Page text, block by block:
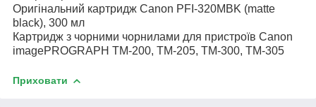
Оригінальний картридж Canon PFI-320MBK (matte
black), 300 мл
Картридж з чорними чорнилами для пристроїв Canon
imagePROGRAPH TM-200, TM-205, TM-300, TM-305
Приховати